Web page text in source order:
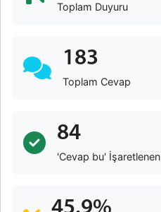
Toplam Duyuru
183
Toplam Cevap
84
'Cevap bu' İşaretlenen